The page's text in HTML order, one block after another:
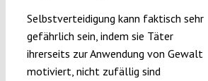
Selbstverteidigung kann faktisch sehr
gefährlich sein, indem sie Täter
ihrerseits zur Anwendung von Gewalt
motiviert, nicht zufällig sind